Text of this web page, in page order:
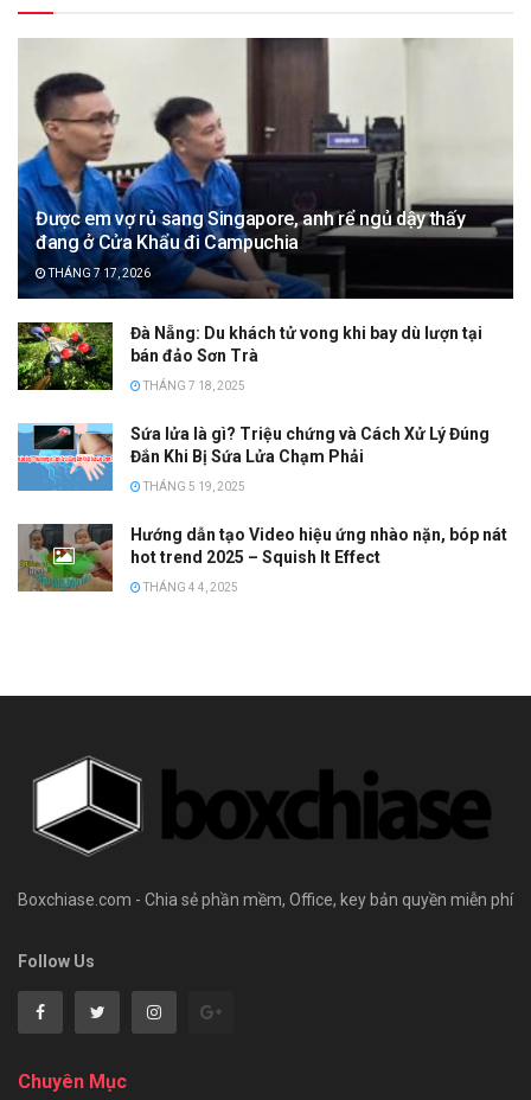
Được em vợ rủ sang Singapore, anh rể ngủ dậy thấy
đang ở Cửa Khẩu đi Campuchia
THÁNG 7 17, 2026
Đà Nẵng: Du khách tử vong khi bay dù lượn tại
bán đảo Sơn Trà
THÁNG 7 18, 2025
Sứa lửa là gì? Triệu chứng và Cách Xử Lý Đúng
Đắn Khi Bị Sứa Lửa Chạm Phải
THÁNG 5 19, 2025
Hướng dẫn tạo Video hiệu ứng nhào nặn, bóp nát
hot trend 2025 – Squish It Effect
THÁNG 4 4, 2025
Boxchiase.com - Chia sẻ phần mềm, Office, key bản quyền miễn phí
Follow Us
Chuyên Mục